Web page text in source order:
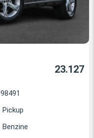
23.127
98491
Pickup
Benzine